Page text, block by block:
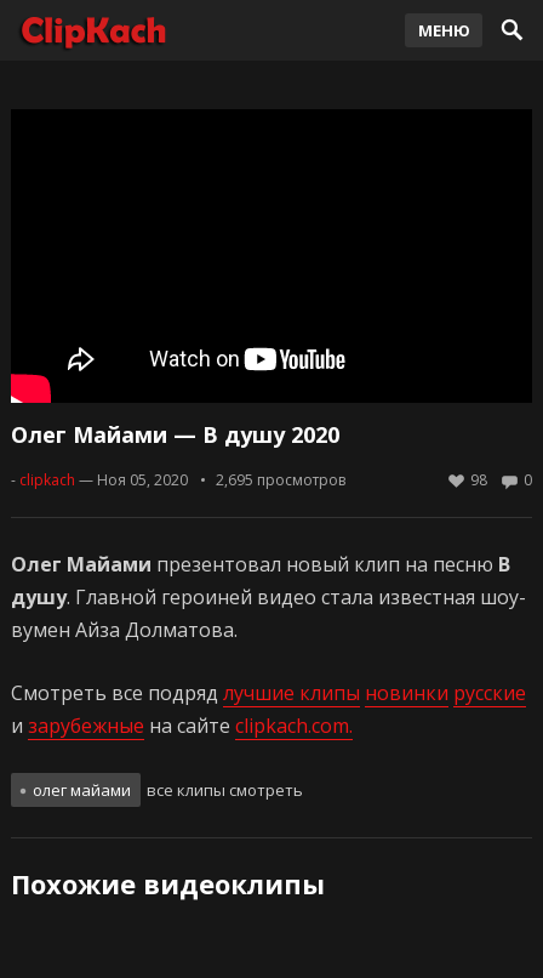
МЕНЮ
Олег Майами — В душу 2020
- clipkach — Ноя 05, 2020 2,695 просмотров 0
98
Олег Майами презентовал новый клип на песню В
душу. Главной героиней видео стала известная шоу-
вумен Айза Долматова.
Смотреть все подряд лучшие клипы новинки русские
и зарубежные на сайте clipkach.com.
олег майами все клипы смотреть
Похожие видеоклипы